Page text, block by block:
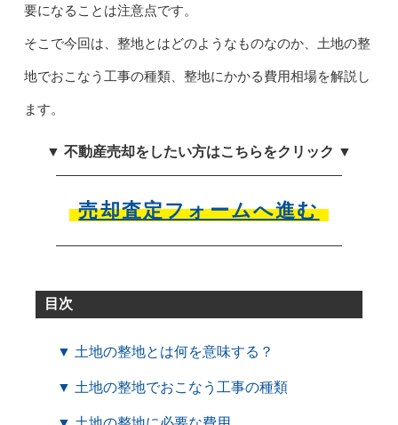
要になることは注意点です。
そこで今回は、整地とはどのようなものなのか、土地の整
地でおこなう工事の種類、整地にかかる費用相場を解説し
ます。
▼ 不動産売却をしたい方はこちらをクリック ▼
売却査定フォームへ進む
目次
▼ 土地の整地とは何を意味する？
▼ 土地の整地でおこなう工事の種類